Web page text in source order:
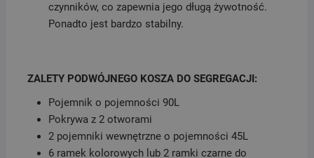
czynników, co zapewnia jego długą żywotność.
Ponadto jest bardzo stabilny.
ZALETY PODWÓJNEGO KOSZA DO SEGREGACJI:
Pojemnik o pojemności 90L
Pokrywa z 2 otworami
2 pojemniki wewnętrzne o pojemności 45L
6 ramek kolorowych lub 2 ramki czarne do